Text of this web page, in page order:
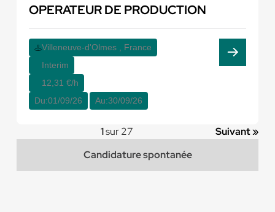
OPERATEUR DE PRODUCTION
Villeneuve-d'Olmes , France
Interim
12,31 €/h
Du:01/09/26 Au:30/09/26
1sur 27
Suivant »
Candidature spontanée